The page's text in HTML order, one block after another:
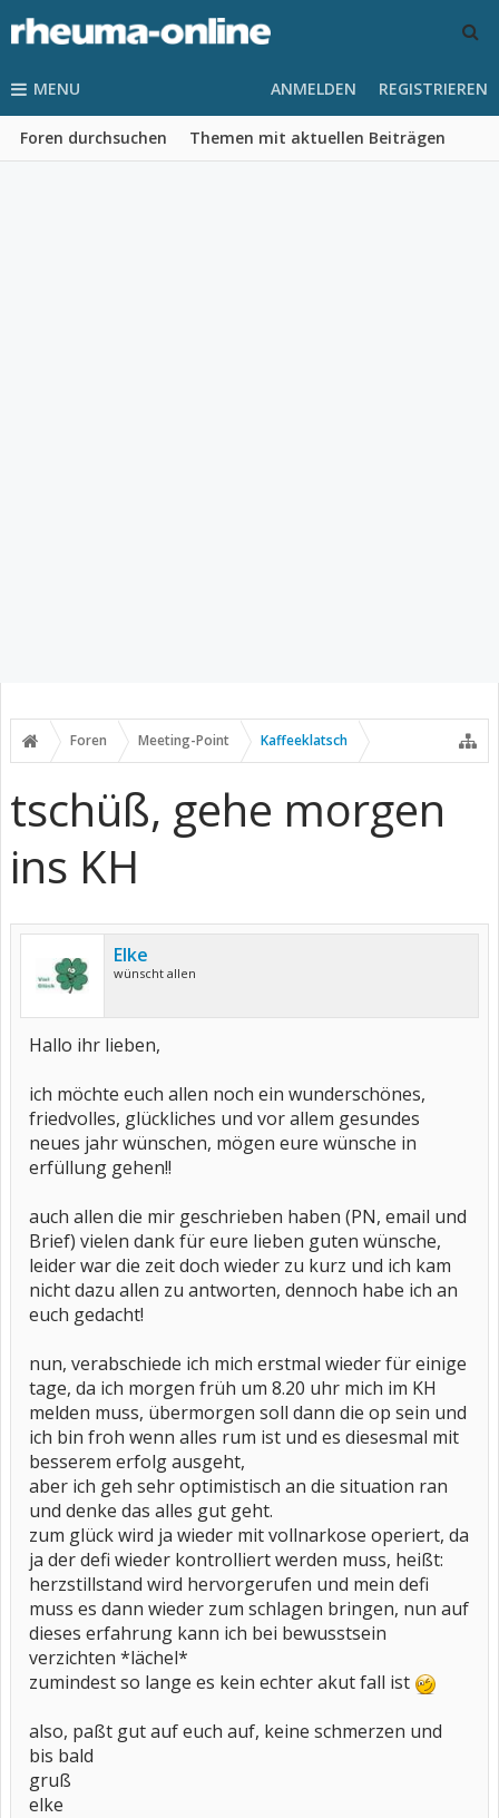
MENU
Foren durchsuchen Themen mit aktuellen Beiträgen
ANMELDEN REGISTRIEREN
Foren Meeting-Point Kaffeeklatsch
tschüß, gehe morgen
ins KH
Elke
wünscht allen
Hallo ihr lieben,
ich möchte euch allen noch ein wunderschönes,
friedvolles, glückliches und vor allem gesundes
neues jahr wünschen, mögen eure wünsche in
erfüllung gehen!!
auch allen die mir geschrieben haben (PN, email und
Brief) vielen dank für eure lieben guten wünsche,
leider war die zeit doch wieder zu kurz und ich kam
nicht dazu allen zu antworten, dennoch habe ich an
euch gedacht!
nun, verabschiede ich mich erstmal wieder für einige
tage, da ich morgen früh um 8.20 uhr mich im KH
melden muss, übermorgen soll dann die op sein und
ich bin froh wenn alles rum ist und es diesesmal mit
besserem erfolg ausgeht,
aber ich geh sehr optimistisch an die situation ran
und denke das alles gut geht.
zum glück wird ja wieder mit vollnarkose operiert, da
ja der defi wieder kontrolliert werden muss, heißt:
herzstillstand wird hervorgerufen und mein defi
muss es dann wieder zum schlagen bringen, nun auf
dieses erfahrung kann ich bei bewusstsein
verzichten *lächel*
zumindest so lange es kein echter akut fall ist
also, paßt gut auf euch auf, keine schmerzen und
bis bald
gruß
elke